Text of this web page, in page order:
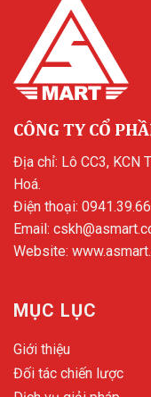
CÔNG TY CỔ
Địa chỉ: Lô CC3, KCN
Hoá.
Điện thoại:
Email:
Website:
MỤC LỤC
Giới thiệu
Đối tác chiến lược